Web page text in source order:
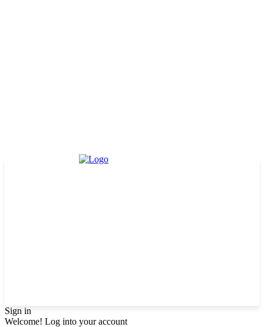
Sign in
Welcome! Log into your account